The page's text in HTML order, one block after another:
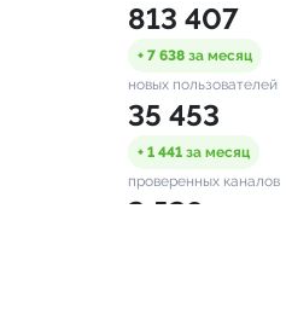
813 407
+ 7 638 за месяц
новых пользователей
35 453
+ 1 441 за месяц
проверенных каналов
3 538